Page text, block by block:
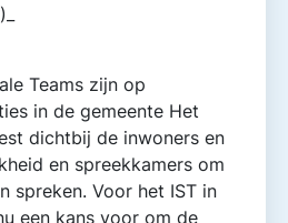
Teams zijn op
in de gemeente Het
dichtbij de inwoners en
en spreekkamers om
spreken. Voor het IST in
een kans voor om de